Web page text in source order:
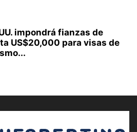
UU. impondrá fianzas de
US$20,000 para visas de